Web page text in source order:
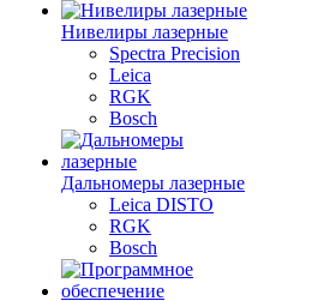
Нивелиры лазерные
Spectra Precision
Leica
RGK
Bosch
Дальномеры лазерные
Leica DISTO
RGK
Bosch